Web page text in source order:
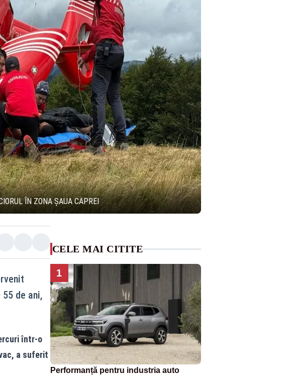
ÎN ZONA ȘAUA CAPREI
de ani,
într-o
a suferit
CELE MAI CITITE
1
Performanță pentru industria auto